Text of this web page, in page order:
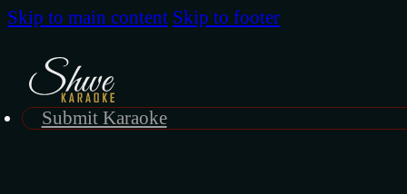
Skip to main content Skip to footer
Submit Karaoke